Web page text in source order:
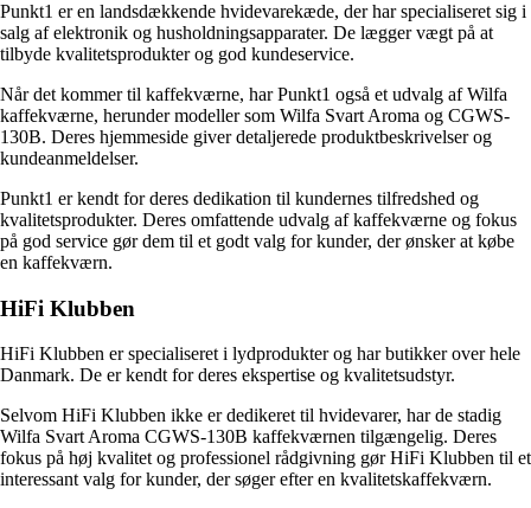
Punkt1 er en landsdækkende hvidevarekæde, der har specialiseret sig i
salg af elektronik og husholdningsapparater. De lægger vægt på at
tilbyde kvalitetsprodukter og god kundeservice.
Når det kommer til kaffekværne, har Punkt1 også et udvalg af Wilfa
kaffekværne, herunder modeller som Wilfa Svart Aroma og CGWS-
130B. Deres hjemmeside giver detaljerede produktbeskrivelser og
kundeanmeldelser.
Punkt1 er kendt for deres dedikation til kundernes tilfredshed og
kvalitetsprodukter. Deres omfattende udvalg af kaffekværne og fokus
på god service gør dem til et godt valg for kunder, der ønsker at købe
en kaffekværn.
HiFi Klubben
HiFi Klubben er specialiseret i lydprodukter og har butikker over hele
Danmark. De er kendt for deres ekspertise og kvalitetsudstyr.
Selvom HiFi Klubben ikke er dedikeret til hvidevarer, har de stadig
Wilfa Svart Aroma CGWS-130B kaffekværnen tilgængelig. Deres
fokus på høj kvalitet og professionel rådgivning gør HiFi Klubben til et
interessant valg for kunder, der søger efter en kvalitetskaffekværn.